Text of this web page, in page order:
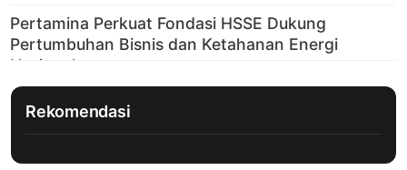
Rekomendasi